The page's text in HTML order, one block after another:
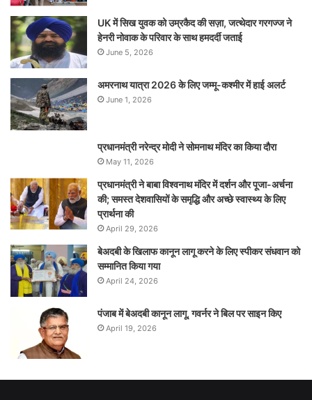
UK में सिख युवक को उम्रकैद की सज़ा, जत्थेदार गरगज्ज ने
हेनरी नोवाक के परिवार के साथ हमदर्दी जताई
June 5, 2026
अमरनाथ यात्रा 2026 के लिए जम्मू-कश्मीर में हाई अलर्ट
June 1, 2026
प्रधानमंत्री नरेन्‍द्र मोदी ने सोमनाथ मंदिर का किया दौरा
May 11, 2026
प्रधानमंत्री ने बाबा विश्वनाथ मंदिर में दर्शन और पूजा-अर्चना
की; समस्‍त देशवासियों के समृद्धि और अच्छे स्वास्थ्य के लिए
प्रार्थना की
April 29, 2026
बेअदबी के खिलाफ कानून लागू करने के लिए स्पीकर संधवान को
सम्मानित किया गया
April 24, 2026
पंजाब में बेअदबी कानून लागू, गवर्नर ने बिल पर साइन किए
April 19, 2026